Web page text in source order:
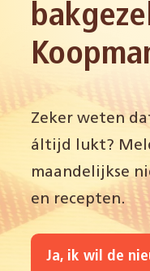
Zeker weten
áltijd lukt?
maandelijkse
en recepten.
Ja, ik wil de